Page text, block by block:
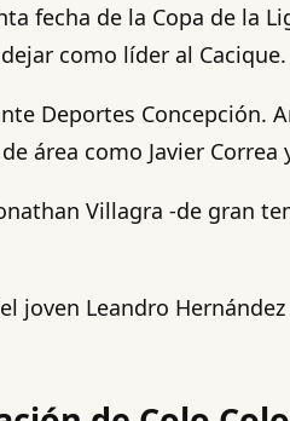
fecha de la Copa de la
como líder al Cacique.
Deportes
área como Javier Correa
Villagra -de gran
joven Leandro